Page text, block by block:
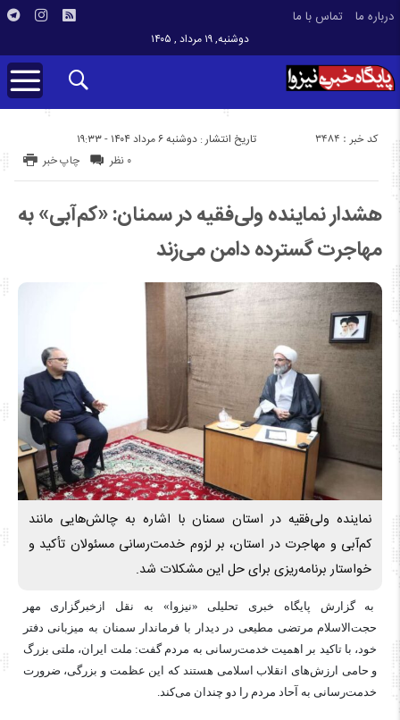
درباره ما تماس با ما
دوشنبه, ۱۹ مرداد , ۱۴۰۵
تاریخ انتشار : دوشنبه ۶ مرداد ۱۴۰۴ - ۱۹:۳۳ کد خبر : 3484
چاپ خبر ۰ نظر
هشدار نماینده ولی‌فقیه در سمنان: «کم‌آبی» به
مهاجرت گسترده دامن می‌زند
نماینده ولی‌فقیه در استان سمنان با اشاره به چالش‌هایی مانند
کم‌آبی و مهاجرت در استان، بر لزوم خدمت‌رسانی مسئولان تأکید و
خواستار برنامه‌ریزی برای حل این مشکلات شد.
به گزارش پایگاه خبری تحلیلی «نیزوا» به نقل ازخبرگزاری مهر
حجت‌الاسلام مرتضی مطیعی در دیدار با فرماندار سمنان به میزبانی دفتر
خود، با تاکید بر اهمیت خدمت‌رسانی به مردم گفت: ملت ایران، ملتی بزرگ
و حامی ارزش‌های انقلاب اسلامی هستند که این عظمت و بزرگی، ضرورت
خدمت‌رسانی به آحاد مردم را دو چندان می‌کند.